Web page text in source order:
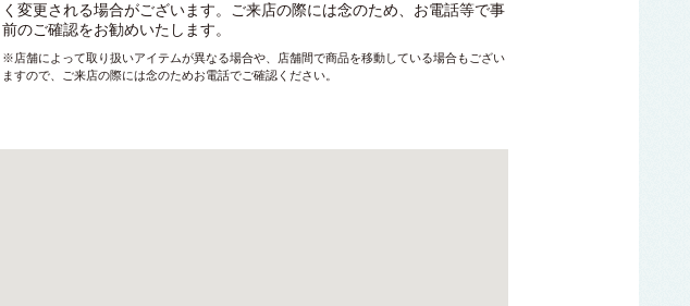
く変更される場合がございます。ご来店の際には念のため、お電話等で事
前のご確認をお勧めいたします。
※店舗によって取り扱いアイテムが異なる場合や、店舗間で商品を移動している場合もござい
ますので、ご来店の際には念のためお電話でご確認ください。